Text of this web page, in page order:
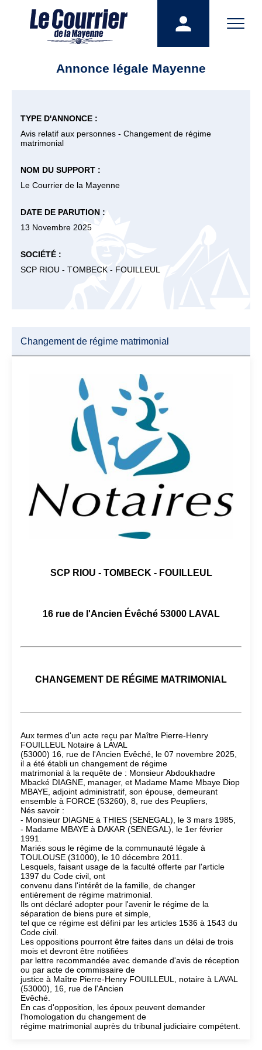
Annonce légale Mayenne
TYPE D'ANNONCE :
Avis relatif aux personnes - Changement de régime
matrimonial
NOM DU SUPPORT :
Le Courrier de la Mayenne
DATE DE PARUTION :
13 Novembre 2025
SOCIÉTÉ :
SCP RIOU - TOMBECK - FOUILLEUL
Changement de régime matrimonial
SCP RIOU - TOMBECK - FOUILLEUL
16 rue de l'Ancien Évêché 53000 LAVAL
CHANGEMENT DE RÉGIME MATRIMONIAL
Aux termes d'un acte reçu par Maître Pierre-Henry
FOUILLEUL Notaire à LAVAL
(53000) 16, rue de l'Ancien Evêché, le 07 novembre 2025,
il a été établi un changement de régime
matrimonial à la requête de : Monsieur Abdoukhadre
Mbacké DIAGNE, manager, et Madame Mame Mbaye Diop
MBAYE, adjoint administratif, son épouse, demeurant
ensemble à FORCE (53260), 8, rue des Peupliers,
Nés savoir :
- Monsieur DIAGNE à THIES (SENEGAL), le 3 mars 1985,
- Madame MBAYE à DAKAR (SENEGAL), le 1er février
1991.
Mariés sous le régime de la communauté légale à
TOULOUSE (31000), le 10 décembre 2011.
Lesquels, faisant usage de la faculté offerte par l'article
1397 du Code civil, ont
convenu dans l'intérêt de la famille, de changer
entièrement de régime matrimonial.
Ils ont déclaré adopter pour l'avenir le régime de la
séparation de biens pure et simple,
tel que ce régime est défini par les articles 1536 à 1543 du
Code civil.
Les oppositions pourront être faites dans un délai de trois
mois et devront être notifiées
par lettre recommandée avec demande d'avis de réception
ou par acte de commissaire de
justice à Maître Pierre-Henry FOUILLEUL, notaire à LAVAL
(53000), 16, rue de l'Ancien
Evêché.
En cas d'opposition, les époux peuvent demander
l'homologation du changement de
régime matrimonial auprès du tribunal judiciaire compétent.